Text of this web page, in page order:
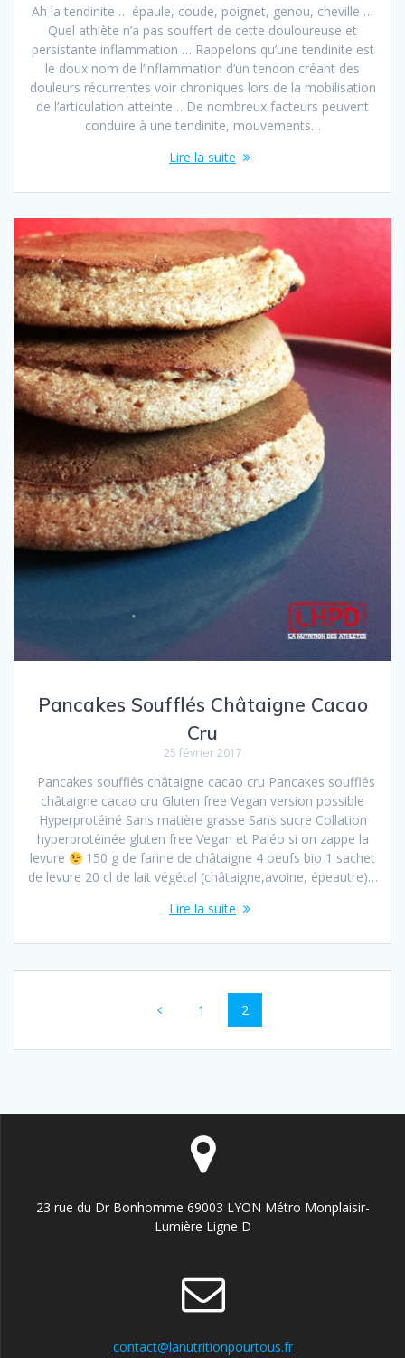
Ah la tendinite … épaule, coude, poignet, genou, cheville …
Quel athlète n’a pas souffert de cette douloureuse et
persistante inflammation … Rappelons qu’une tendinite est
le doux nom de l’inflammation d’un tendon créant des
douleurs récurrentes voir chroniques lors de la mobilisation
de l’articulation atteinte… De nombreux facteurs peuvent
conduire à une tendinite, mouvements…
Lire la suite
Pancakes Soufflés Châtaigne Cacao
Cru
25 février 2017
Pancakes soufflés châtaigne cacao cru Pancakes soufflés
châtaigne cacao cru Gluten free Vegan version possible
Hyperprotéiné Sans matière grasse Sans sucre Collation
hyperprotéinée gluten free Vegan et Paléo si on zappe la
levure
150 g de farine de châtaigne 4 oeufs bio 1 sachet
de levure 20 cl de lait végétal (châtaigne,avoine, épeautre)…
Lire la suite
sein
Page
1 Page
2
23 rue du Dr Bonhomme 69003 LYON Métro Monplaisir-
Lumière Ligne D
contact@lanutritionpourtous.fr